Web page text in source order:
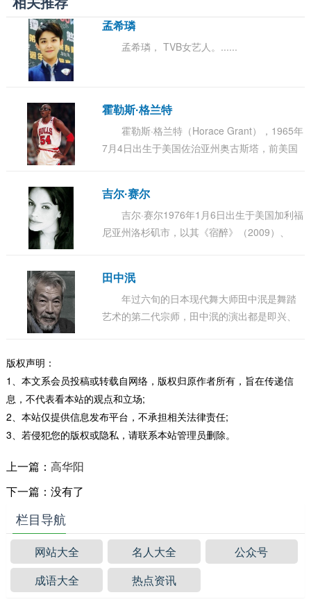
孟希璘
孟希璘， TVB女艺人。......
霍勒斯·格兰特
霍勒斯·格兰特（Horace Grant），1965年
7月4日出生于美国佐治亚州奥古斯塔，前美国
吉尔·赛尔
吉尔·赛尔1976年1月6日出生于美国加利福
尼亚州洛杉矶市，以其《宿醉》（2009）、
田中泯
年过六旬的日本现代舞大师田中泯是舞踏
艺术的第二代宗师，田中泯的演出都是即兴、
版权声明：
1、本文系会员投稿或转载自网络，版权归原作者所有，旨在传递信
息，不代表看本站的观点和立场;
2、本站仅提供信息发布平台，不承担相关法律责任;
3、若侵犯您的版权或隐私，请联系本站管理员删除。
上一篇： 高华阳
下一篇：没有了
栏目导航
网站大全 名人大全
公众号
成语大全
热点资讯